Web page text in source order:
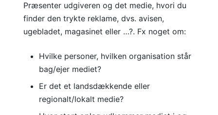
Præsenter udgiveren og det medie, hvori du
finder den trykte reklame, dvs. avisen,
ugebladet, magasinet eller …?. Fx noget om:
Hvilke personer, hvilken organisation står
bag/ejer mediet?
Er det et landsdækkende eller
regionalt/lokalt medie?